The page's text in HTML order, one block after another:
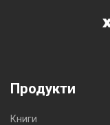
Продукти
Книги